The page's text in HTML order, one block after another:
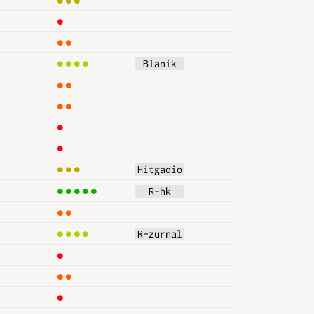
1
2
4
Blanik
2
2
1
1
3
Hitgadio
5
  R-hk
2
4
R-zurnal
1
2
1